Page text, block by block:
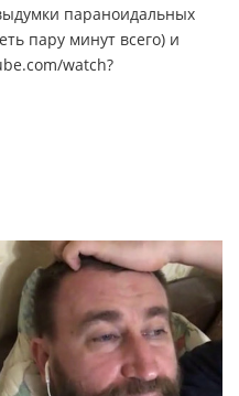
параноидальных
пару минут всего) и
watch?